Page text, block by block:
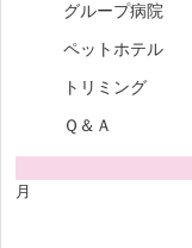
グループ病院
ペットホテル
トリミング
Ｑ＆Ａ
月